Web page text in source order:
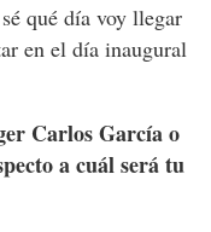
qué día voy llegar
en el día inaugural
Carlos García o
a cuál será tu